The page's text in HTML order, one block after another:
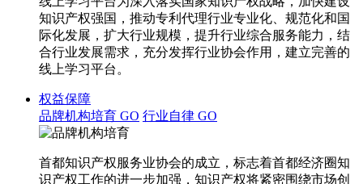
知识产权强国，推动专利代理行业专业化、规范化和国
际化发展，扩大行业规模，提升行业综合服务能力，结
合行业发展需求，充分发挥行业协会作用，建立完善的
线上学习平台。
权益保障
品牌机构培育 GO 行业自律 GO
首都知识产权服务业协会的成立，标志着首都经济圈知
识产权工作的进一步加强，知识产权将紧密围绕市场创